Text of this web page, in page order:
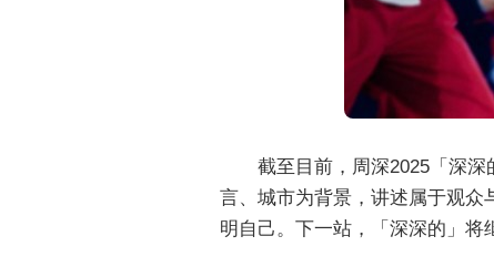
截至目前，周深2025「深
言、城市为背景，讲述属于观众
明自己。下一站，「深深的」将